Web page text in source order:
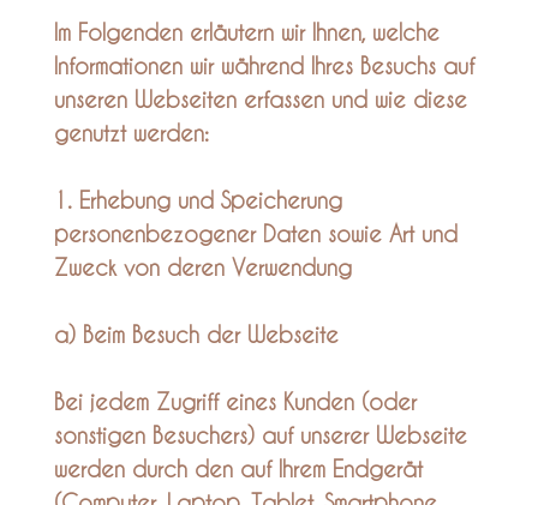
Im Folgenden erläutern wir Ihnen, welche
Informationen wir während Ihres Besuchs auf
unseren Webseiten erfassen und wie diese
genutzt werden:
1. Erhebung und Speicherung
personenbezogener Daten sowie Art und
Zweck von deren Verwendung
a) Beim Besuch der Webseite
Bei jedem Zugriff eines Kunden (oder
sonstigen Besuchers) auf unserer Webseite
werden durch den auf Ihrem Endgerät